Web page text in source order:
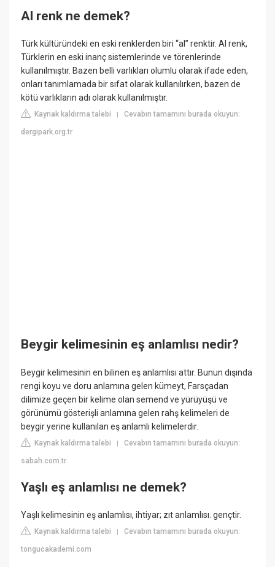
Al renk ne demek?
Türk kültüründeki en eski renklerden biri “al” renktir. Al renk,
Türklerin en eski inanç sistemlerinde ve törenlerinde
kullanılmıştır. Bazen belli varlıkları olumlu olarak ifade eden,
onları tanımlamada bir sıfat olarak kullanılırken, bazen de
kötü varlıkların adı olarak kullanılmıştır.
Kaynak kaldırma talebi |Cevabın tamamını burada okuyun:
dergipark.org.tr
Beygir kelimesinin eş anlamlısı nedir?
Beygir kelimesinin en bilinen eş anlamlısı attır. Bunun dışında
rengi koyu ve doru anlamına gelen kümeyt, Farsçadan
dilimize geçen bir kelime olan semend ve yürüyüşü ve
görünümü gösterişli anlamına gelen rahş kelimeleri de
beygir yerine kullanılan eş anlamlı kelimelerdir.
Kaynak kaldırma talebi |Cevabın tamamını burada okuyun:
sabah.com.tr
Yaşlı eş anlamlısı ne demek?
Yaşlı kelimesinin eş anlamlısı, ihtiyar; zıt anlamlısı. gençtir.
Kaynak kaldırma talebi |Cevabın tamamını burada okuyun:
tongucakademi.com